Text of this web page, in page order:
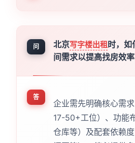
问 北京写字楼出租时，如
间需求以提高找房效率
答
企业需先明确核心需
17-50+工位）、功能
仓库等）及配套依赖